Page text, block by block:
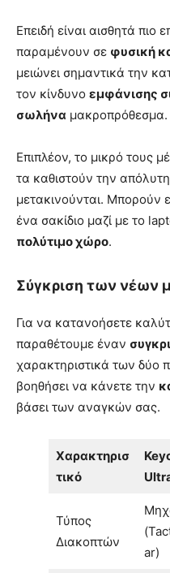
Επειδή είναι αισθητά πιο
παραμένουν σε φυσική
μειώνει σημαντικά την
τον κίνδυνο εμφάνισης
σωλήνα μακροπρόθεσμα.
Επιπλέον, το μικρό τους
τα καθιστούν την
μετακινούνται. Μπορούν
ένα σακίδιο μαζί με το
πολύτιμο χώρο.
Σύγκριση των νέων
Για να κατανοήσετε
παραθέτουμε έναν
χαρακτηριστικά των δύο
βοηθήσει να κάνετε την
βάσει των αναγκών σας.
Χαρακτηρισ
τικό
Τύπος
Διακοπτών
ar)